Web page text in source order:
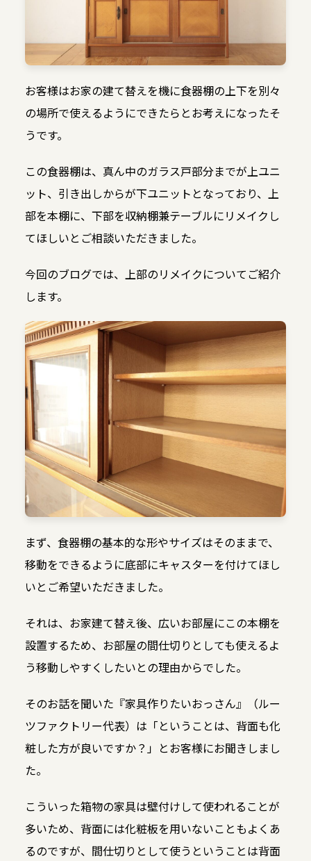
お客様はお家の建て替えを機に食器棚の上下を別々
の場所で使えるようにできたらとお考えになったそ
うです。
この食器棚は、真ん中のガラス戸部分までが上ユニ
ット、引き出しからが下ユニットとなっており、上
部を本棚に、下部を収納棚兼テーブルにリメイクし
てほしいとご相談いただきました。
今回のブログでは、上部のリメイクについてご紹介
します。
まず、食器棚の基本的な形やサイズはそのままで、
移動をできるように底部にキャスターを付けてほし
いとご希望いただきました。
それは、お家建て替え後、広いお部屋にこの本棚を
設置するため、お部屋の間仕切りとしても使えるよ
う移動しやすくしたいとの理由からでした。
そのお話を聞いた『家具作りたいおっさん』（ルー
ツファクトリー代表）は「ということは、背面も化
粧した方が良いですか？」とお客様にお聞きしまし
た。
こういった箱物の家具は壁付けして使われることが
多いため、背面には化粧板を用いないこともよくあ
るのですが、間仕切りとして使うということは背面